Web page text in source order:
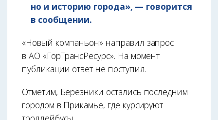
но и историю города», — говорится
в сообщении.
«Новый компаньон» направил запрос
в АО «ГорТрансРесурс». На момент
публикации ответ не поступил.
Отметим, Березники остались последним
городом в Прикамье, где курсируют